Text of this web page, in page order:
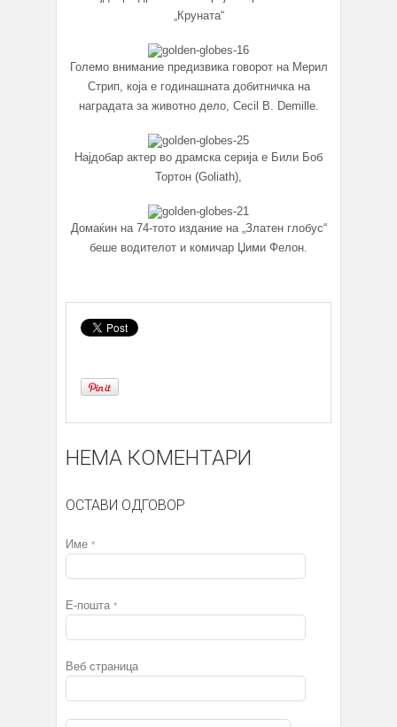
„Круната“
Големо внимание предизвика говорот на Мерил
Стрип, која е годинашната добитничка на
наградата за животно дело, Cecil B. Demille.
Најдобар актер во драмска серија е Били Боб
Тортон (Goliath),
Домаќин на 74-тото издание на „Златен глобус“
беше водителот и комичар Џими Фелон.
НЕМА КОМЕНТАРИ
ОСТАВИ ОДГОВОР
Име *
Е-пошта *
Веб страница